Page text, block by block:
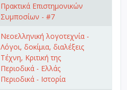
Πρακτικά Επιστημονικών
Συμποσίων - #7
Νεοελληνική λογοτεχνία -
Λόγοι, δοκίμια, διαλέξεις
Τέχνη, Κριτική της
Περιοδικά - Ελλάς
Περιοδικά - Ιστορία